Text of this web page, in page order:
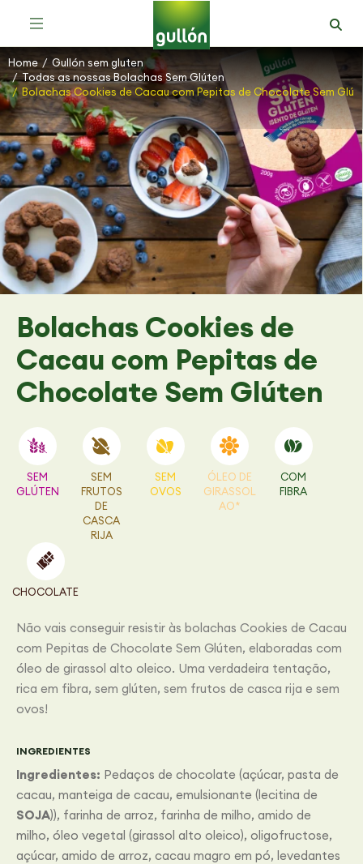
You are here:
Home
Gullón sem gluten
Todas as nossas Bolachas Sem Glúten
Bolachas Cookies de Cacau com Pepitas de Chocolate Sem
Bolachas Cookies de
Cacau com Pepitas de
Chocolate Sem Glúten
SEM
GLÚTEN
SEM
FRUTOS
DE
CASCA
RIJA
SEM
OVOS
ÓLEO DE
GIRASSOL
AO*
COM
FIBRA
CHOCOLATE
Não vais conseguir resistir às bolachas Cookies de Cacau
com Pepitas de Chocolate Sem Glúten, elaboradas com
óleo de girassol alto oleico. Uma verdadeira tentação,
rica em fibra, sem glúten, sem frutos de casca rija e sem
ovos!
INGREDIENTES
Ingredientes: Pedaços de chocolate (açúcar, pasta de
cacau, manteiga de cacau, emulsionante (lecitina de
SOJA)), farinha de arroz, farinha de milho, amido de
milho, óleo vegetal (girassol alto oleico), oligofructose,
açúcar, amido de arroz, cacau magro em pó, levedantes